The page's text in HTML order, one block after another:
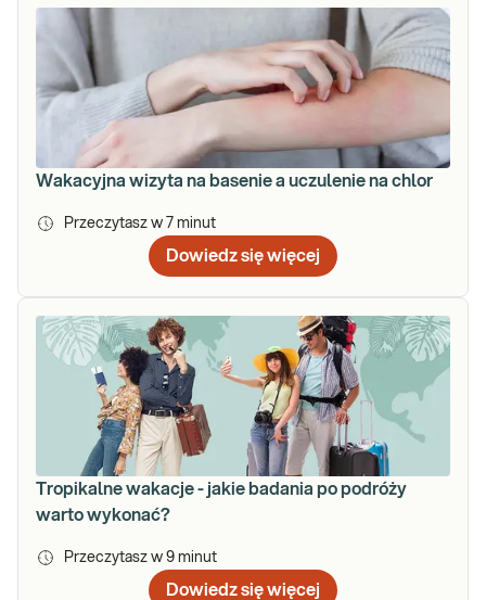
Wakacyjna wizyta na basenie a uczulenie na chlor
Przeczytasz w 7 minut
Dowiedz się więcej
Tropikalne wakacje - jakie badania po podróży
warto wykonać?
Przeczytasz w 9 minut
Dowiedz się więcej